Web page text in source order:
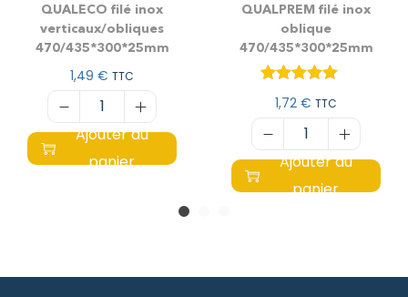
QUALECO filé inox
verticaux/obliques
470/435*300*25mm
1,49 € TTC
Ajouter au
panier
QUALPREM filé inox
oblique
470/435*300*25mm
1,72 € TTC
Ajouter au
panier